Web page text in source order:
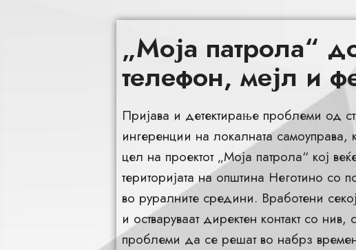
„Моја патрола“
телефон, мејл и
Пријава и детектирање проблеми од
ингеренции на локалната
цел на проектот „Моја патрола“ кој
територијата на општина Неготино
во руралните средини. Вработени
и остваруваат директен контакт со
проблеми да се решат во набрз